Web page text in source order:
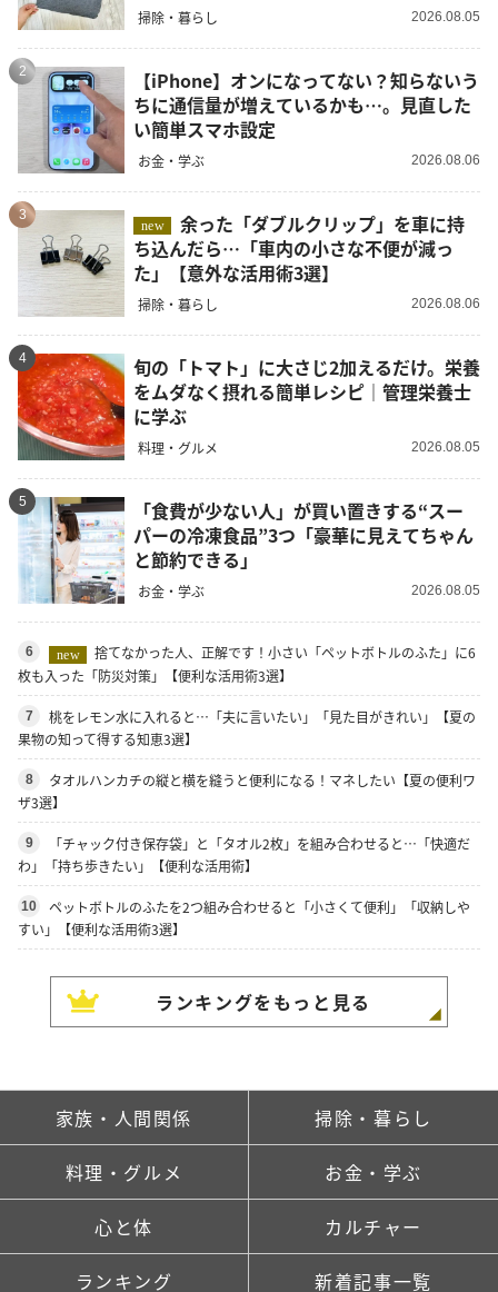
掃除・暮らし 2026.08.05
2
【iPhone】オンになってない？知らないう
ちに通信量が増えているかも…。見直した
い簡単スマホ設定
お金・学ぶ 2026.08.06
3
new
余った「ダブルクリップ」を車に持
ち込んだら…「車内の小さな不便が減っ
た」【意外な活用術3選】
掃除・暮らし 2026.08.06
4
旬の「トマト」に大さじ2加えるだけ。栄養
をムダなく摂れる簡単レシピ｜管理栄養士
に学ぶ
料理・グルメ 2026.08.05
5
「食費が少ない人」が買い置きする“スー
パーの冷凍食品”3つ「豪華に見えてちゃん
と節約できる」
お金・学ぶ 2026.08.05
6 new
捨てなかった人、正解です！小さい「ペットボトルのふた」に6
枚も入った「防災対策」【便利な活用術3選】
7
桃をレモン水に入れると…「夫に言いたい」「見た目がきれい」【夏の
果物の知って得する知恵3選】
8
タオルハンカチの縦と横を縫うと便利になる！マネしたい【夏の便利ワ
ザ3選】
9
「チャック付き保存袋」と「タオル2枚」を組み合わせると…「快適だ
わ」「持ち歩きたい」【便利な活用術】
10
ペットボトルのふたを2つ組み合わせると「小さくて便利」「収納しや
すい」【便利な活用術3選】
ランキングをもっと見る
家族・人間関係 掃除・暮らし
料理・グルメ お金・学ぶ
心と体 カルチャー
ランキング 新着記事一覧